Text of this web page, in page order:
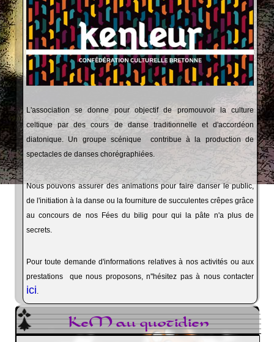
KeM au quotidien
L'association se donne pour objectif de promouvoir la culture
celtique par des cours de danse traditionnelle et d'accordéon
diatonique. Un groupe scénique contribue à la production de
spectacles de danses chorégraphiées.
Nous pouvons assurer des animations pour faire danser le public,
de l'initiation à la danse ou la fourniture de succulentes crêpes grâce
au concours de nos Fées du bilig pour qui la pâte n'a plus de
secrets.
Pour toute demande d'informations relatives à nos activités ou aux
prestations que nous proposons, n''hésitez pas à nous contacter
ici.